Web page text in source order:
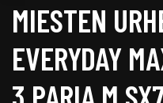
MIESTEN
EVERYDAY